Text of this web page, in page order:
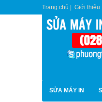
Trang chủ Giới thiệu
SỬA MÁY IN